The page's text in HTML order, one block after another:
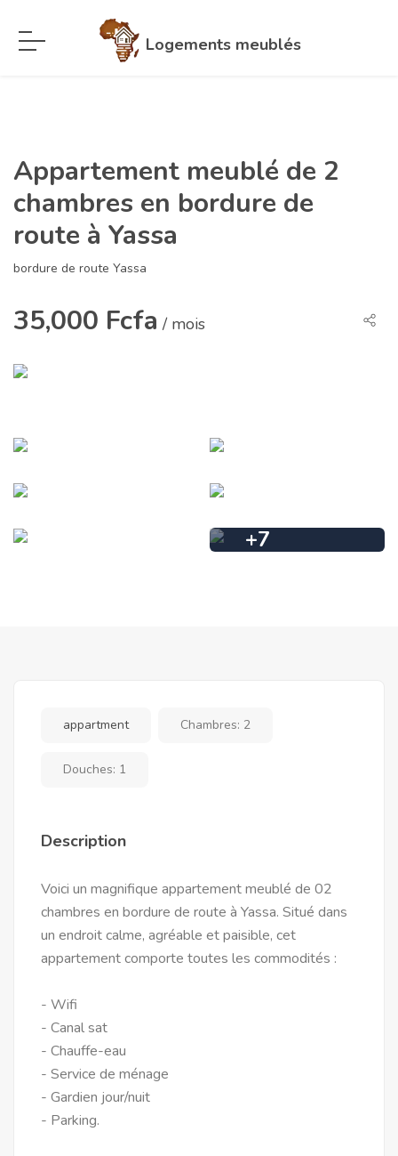
Logements meublés
Appartement meublé de 2
chambres en bordure de
route à Yassa
bordure de route Yassa
35,000 Fcfa / mois
+7
appartment Chambres: 2
Douches: 1
Description
Voici un magnifique appartement meublé de 02
chambres en bordure de route à Yassa. Situé dans
un endroit calme, agréable et paisible, cet
appartement comporte toutes les commodités :
- Wifi
- Canal sat
- Chauffe-eau
- Service de ménage
- Gardien jour/nuit
- Parking.